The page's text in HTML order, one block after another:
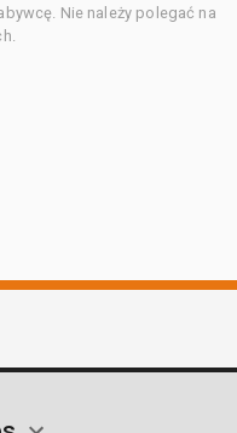
Nie należy polegać na